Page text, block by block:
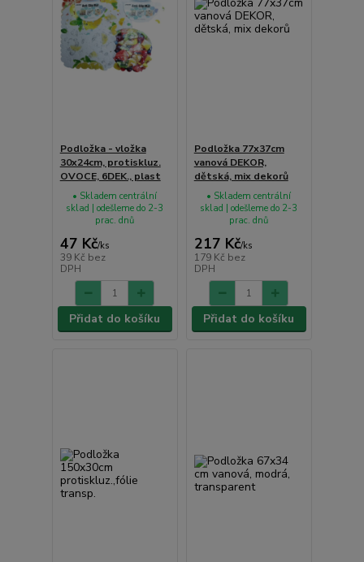
Podložka - vložka
30x24cm, protiskluz.
OVOCE, 6DEK., plast
47 Kč/ks
39 Kč bez
DPH
• Skladem centrální
sklad | odešleme do 2-3
prac. dnů
Přidat do košíku
Podložka 77x37cm
vanová DEKOR,
dětská, mix dekorů
217 Kč/ks
179 Kč bez
DPH
• Skladem centrální
sklad | odešleme do 2-3
prac. dnů
Přidat do košíku